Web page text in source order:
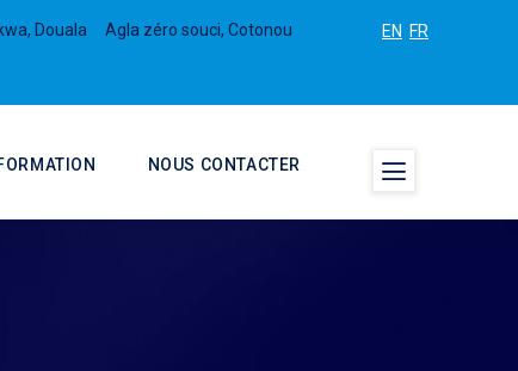
Douala Agla zéro souci, Cotonou EN FR
NOUS CONTACTER